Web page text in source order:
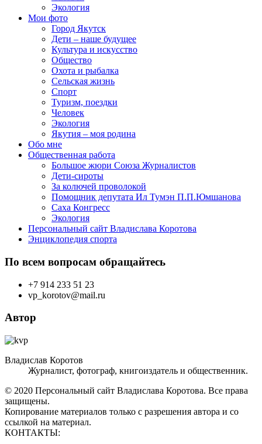
Экология
Мои фото
Город Якутск
Дети – наше будущее
Культура и искусство
Общество
Охота и рыбалка
Сельская жизнь
Спорт
Туризм, поездки
Человек
Экология
Якутия – моя родина
Обо мне
Общественная работа
Большое жюри Союза Журналистов
Дети-сироты
За колючей проволокой
Помощник депутата Ил Тумэн П.П.Юмшанова
Саха Конгресс
Экология
Персональный сайт Владислава Коротова
Энциклопедия спорта
По всем вопросам обращайтесь
+7 914 233 51 23
vp_korotov@mail.ru
Автор
Владислав Коротов
Журналист, фотограф, книгоиздатель и общественник.
© 2020 Персональный сайт Владислава Коротова. Все права
защищены.
Копирование материалов только с разрешения автора и со
ссылкой на материал.
КОНТАКТЫ: